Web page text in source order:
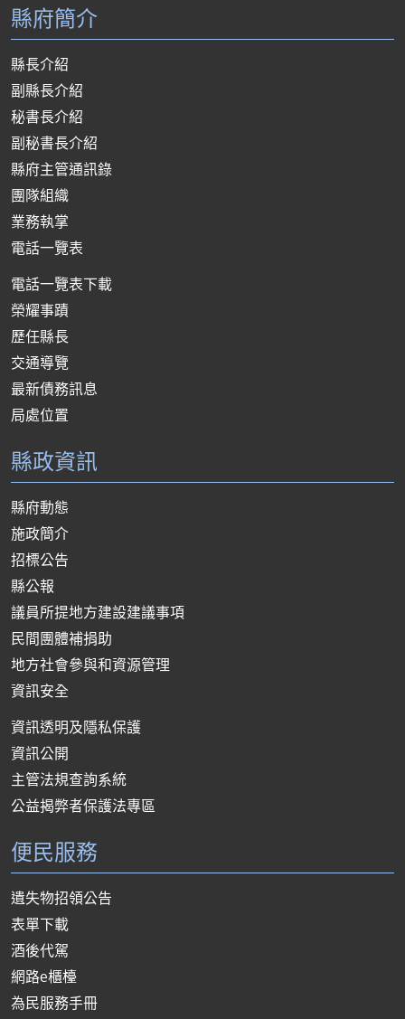
縣府簡介
縣長介紹
副縣長介紹
秘書長介紹
副秘書長介紹
縣府主管通訊錄
團隊組織
業務執掌
電話一覽表
電話一覽表下載
榮耀事蹟
歷任縣長
交通導覽
最新債務訊息
局處位置
縣政資訊
縣府動態
施政簡介
招標公告
縣公報
議員所提地方建設建議事項
民間團體補捐助
地方社會參與和資源管理
資訊安全
資訊透明及隱私保護
資訊公開
主管法規查詢系統
公益揭弊者保護法專區
便民服務
遺失物招領公告
表單下載
酒後代駕
網路e櫃檯
為民服務手冊